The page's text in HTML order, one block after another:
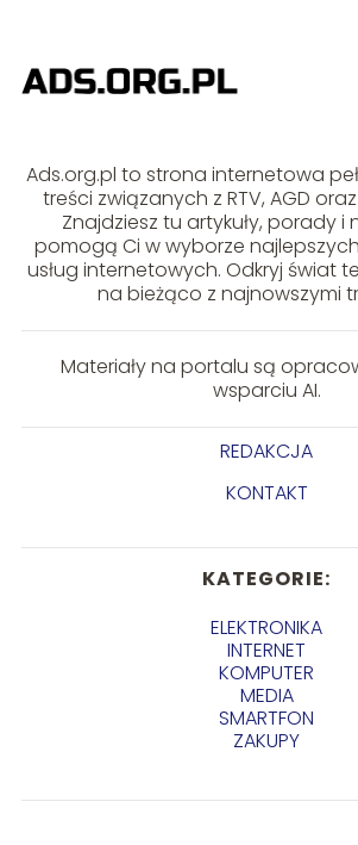
Ads.org.pl to strona internetowa
treści związanych z RTV, AGD
Znajdziesz tu artykuły, porady i
pomogą Ci w wyborze
usług internetowych. Odkryj świat
na bieżąco z najnowszymi
Materiały na portalu są
wsparciu AI.
REDAKCJA
KONTAKT
KATEGORIE:
ELEKTRONIKA
INTERNET
KOMPUTER
MEDIA
SMARTFON
ZAKUPY